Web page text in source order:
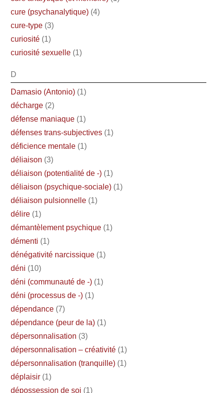
cure (psychanalytique) (4)
cure-type (3)
curiosité (1)
curiosité sexuelle (1)
D
Damasio (Antonio) (1)
décharge (2)
défense maniaque (1)
défenses trans-subjectives (1)
déficience mentale (1)
déliaison (3)
déliaison (potentialité de -) (1)
déliaison (psychique-sociale) (1)
déliaison pulsionnelle (1)
délire (1)
démantèlement psychique (1)
démenti (1)
dénégativité narcissique (1)
déni (10)
déni (communauté de -) (1)
déni (processus de -) (1)
dépendance (7)
dépendance (peur de la) (1)
dépersonnalisation (3)
dépersonnalisation – créativité (1)
dépersonnalisation (tranquille) (1)
déplaisir (1)
dépossession de soi (1)